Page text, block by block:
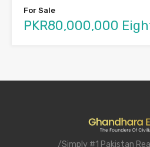
For Sale
PKR80,000,000
/Simply #1 Pakistan